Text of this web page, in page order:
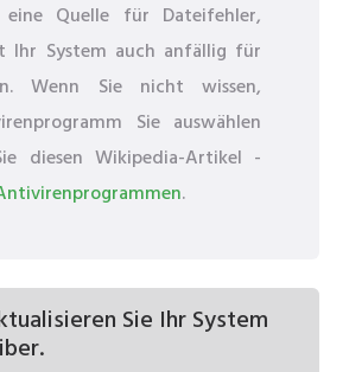
Quelle für Dateifehler,
Ihr System auch anfällig für
Wenn Sie nicht wissen,
Sie auswählen
diesen Wikipedia-Artikel -
.
Sie Ihr System